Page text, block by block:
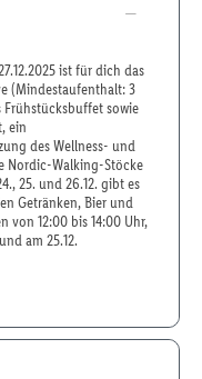
ist für dich das
(Mindestaufenthalt: 3
sowie
ein
des Wellness- und
Nordic-Walking-Stöcke
25. und 26.12. gibt es
Getränken, Bier und
von 12:00 bis 14:00 Uhr,
am 25.12.